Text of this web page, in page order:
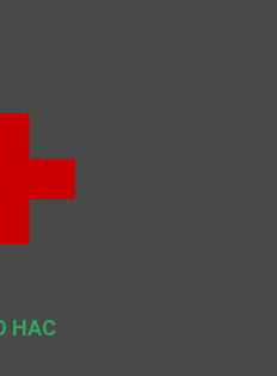
НАС